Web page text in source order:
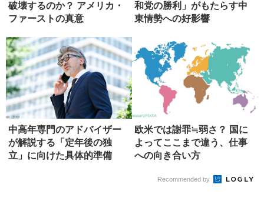
破壊するのか？ アメリカ・
ファーストの真意
和党の勝利」がもたらす中
東情勢への好影響
中高年専門のアドバイザー
が解説する「定年後の独
立」に向けた具体的準備
欧米では謝罪≒弱さ？ 国に
よってここまで違う、仕事
への向き合い方
Recommended by